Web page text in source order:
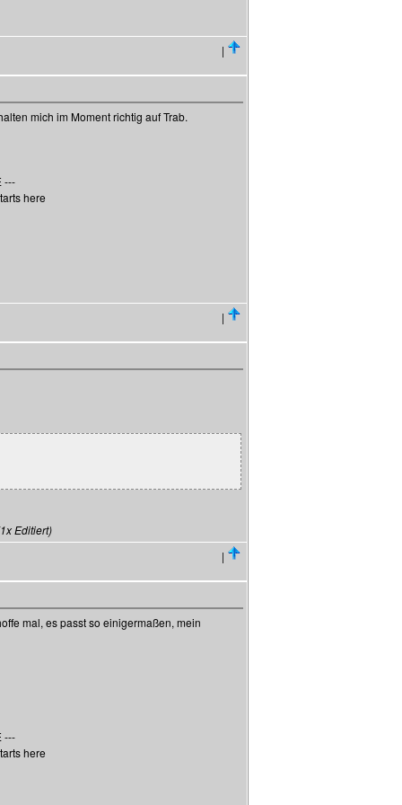
|
mich im Moment richtig auf Trab.
---
here
|
Editiert)
|
mal, es passt so einigermaßen, mein
---
here